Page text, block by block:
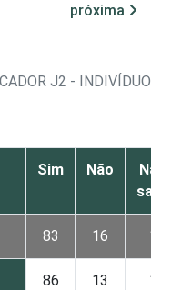
próxima
J2 - INDIVÍDUOS
Sim Não
Não
sabe
83 16 1
86 13 1